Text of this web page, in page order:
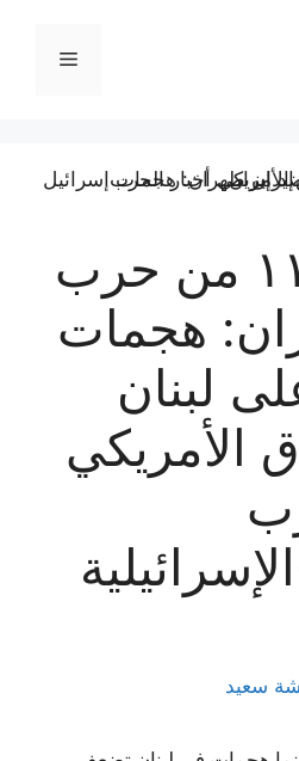
القائمة
اليوم الـ١١٠ من حرب
هجمات
لبنان
الأمريكي
سعيد